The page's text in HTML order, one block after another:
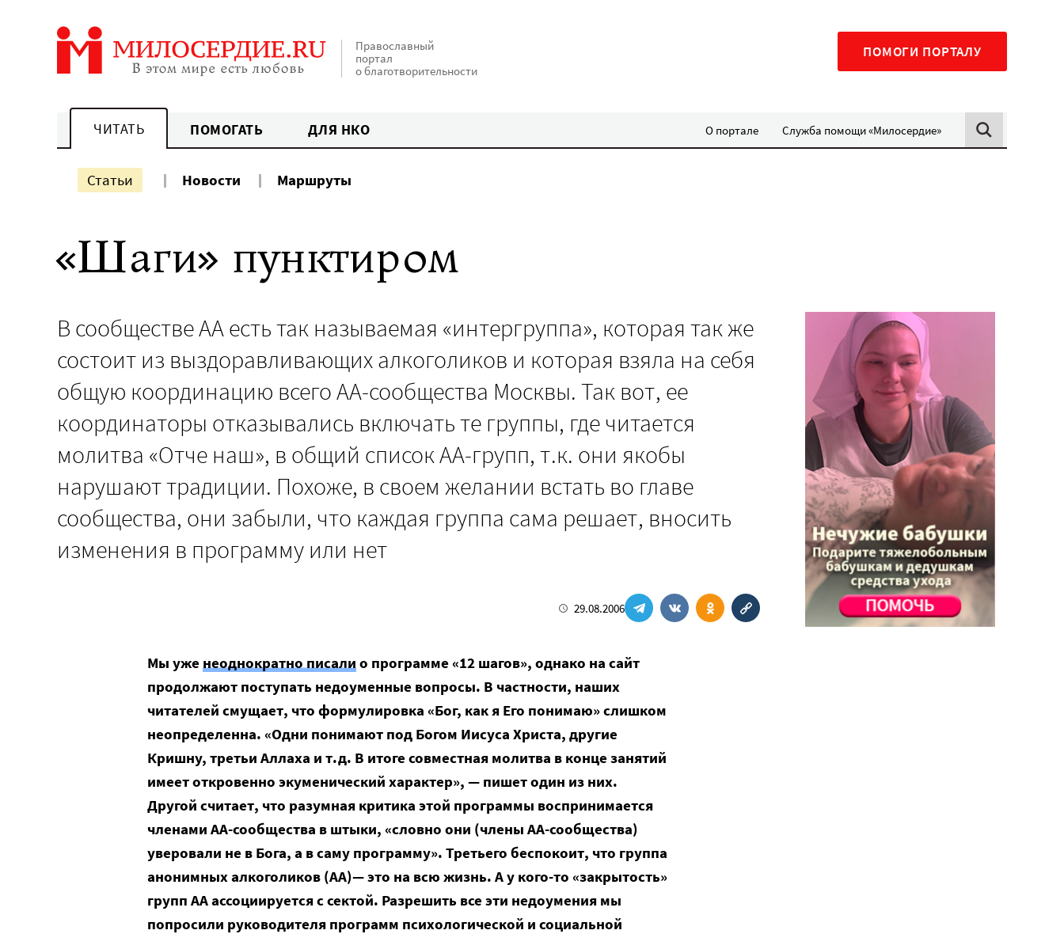
Православный
портал
о благотворительности
ПОМОГИ ПОРТАЛУ
ЧИТАТЬ ПОМОГАТЬ ДЛЯ НКО О портале Служба помощи «Милосердие»
Статьи Новости Маршруты
«Шаги» пунктиром
В сообществе АА есть так называемая «интергруппа», которая так же
состоит из выздоравливающих алкоголиков и которая взяла на себя
общую координацию всего АА-сообщества Москвы. Так вот, ее
координаторы отказывались включать те группы, где читается
молитва «Отче наш», в общий список АА-групп, т.к. они якобы
нарушают традиции. Похоже, в своем желании встать во главе
сообщества, они забыли, что каждая группа сама решает, вносить
изменения в программу или нет
29.08.2006
Мы уже неоднократно писалио программе «12 шагов», однако на сайт
продолжают поступать недоуменные вопросы. В частности, наших
читателей смущает, что формулировка «Бог, как я Его понимаю» слишком
неопределенна. «Одни понимают под Богом Иисуса Христа, другие
Кришну, третьи Аллаха и т.д. В итоге совместная молитва в конце занятий
имеет откровенно экуменический характер», — пишет один из них.
Другой считает, что разумная критика этой программы воспринимается
членами АА-сообщества в штыки, «словно они (члены АА-сообщества)
уверовали не в Бога, а в саму программу». Третьего беспокоит, что группа
анонимных алкоголиков (АА)— это на всю жизнь. А у кого-то «закрытость»
групп АА ассоциируется с сектой. Разрешить все эти недоумения мы
попросили руководителя программ психологической и социальной